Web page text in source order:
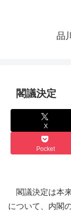
品
閣議決定
X
Pocket
閣議決定は本
について、内閣